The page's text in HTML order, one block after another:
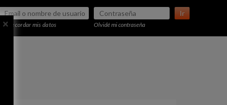
Ir
Recordar mis datos Olvidé mi contraseña
×